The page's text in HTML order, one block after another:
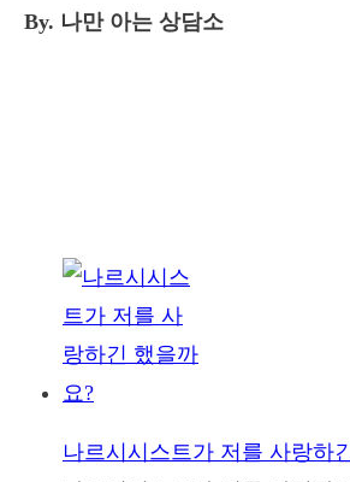
By. 나만 아는 상담소
나르시시스트가 저를 사랑하